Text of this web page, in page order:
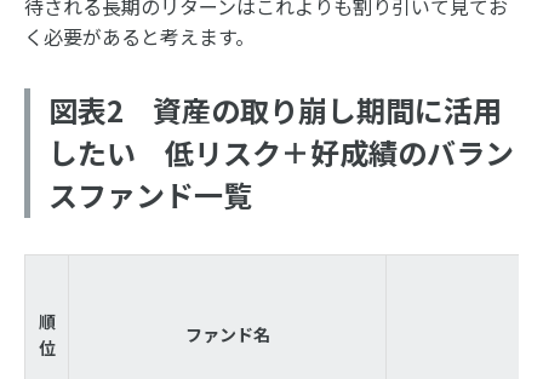
く必要があると考えます。
図表2 資産の取り崩し期間に活用
したい 低リスク＋好成績のバラン
スファンド一覧
順
位
ファンド名